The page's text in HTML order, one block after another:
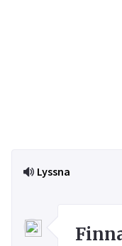
Lyssna